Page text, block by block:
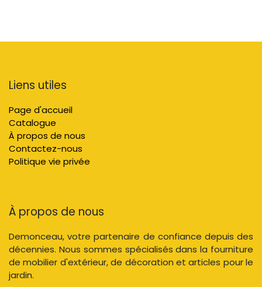
Liens utiles
Page d'accueil
Catalogue
À propos de nous
Contactez-nous
Politique vie privée
À propos de nous
Demonceau, votre partenaire de confiance depuis des
décennies. Nous sommes spécialisés dans la fourniture
de mobilier d'extérieur, de décoration et articles pour le
jardin.